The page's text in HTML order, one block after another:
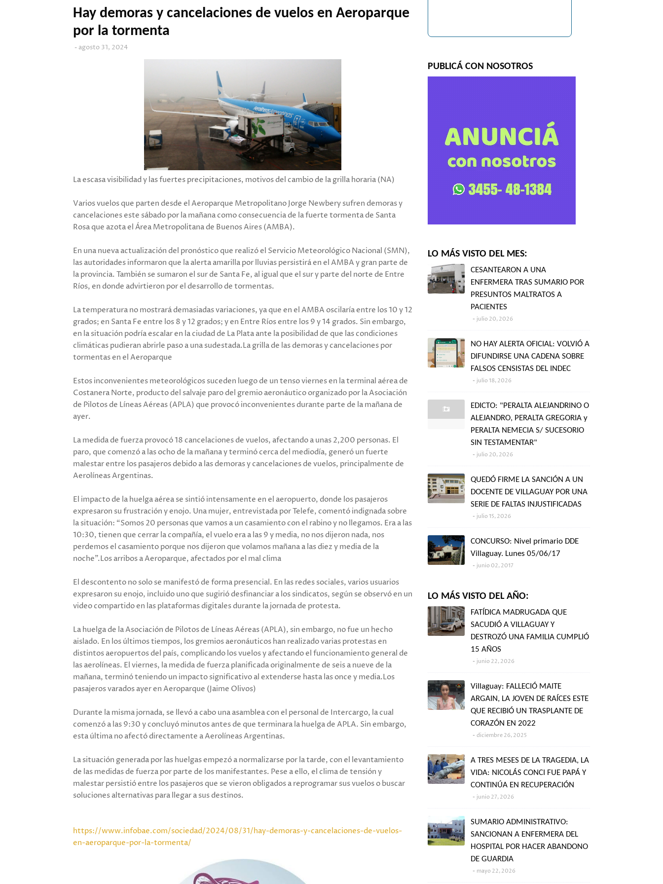
Hay demoras y cancelaciones de vuelos en Aeroparque
por la tormenta
agosto 31, 2024
La escasa visibilidad y las fuertes precipitaciones, motivos del cambio de la grilla horaria (NA)
Varios vuelos que parten desde el Aeroparque Metropolitano Jorge Newbery sufren demoras y
cancelaciones este sábado por la mañana como consecuencia de la fuerte tormenta de Santa
Rosa que azota el Área Metropolitana de Buenos Aires (AMBA).
En una nueva actualización del pronóstico que realizó el Servicio Meteorológico Nacional (SMN),
las autoridades informaron que la alerta amarilla por lluvias persistirá en el AMBA y gran parte de
la provincia. También se sumaron el sur de Santa Fe, al igual que el sur y parte del norte de Entre
Ríos, en donde advirtieron por el desarrollo de tormentas.
La temperatura no mostrará demasiadas variaciones, ya que en el AMBA oscilaría entre los 10 y 12
grados; en Santa Fe entre los 8 y 12 grados; y en Entre Ríos entre los 9 y 14 grados. Sin embargo,
en la situación podría escalar en la ciudad de La Plata ante la posibilidad de que las condiciones
climáticas pudieran abrirle paso a una sudestada.La grilla de las demoras y cancelaciones por
tormentas en el Aeroparque
Estos inconvenientes meteorológicos suceden luego de un tenso viernes en la terminal aérea de
Costanera Norte, producto del salvaje paro del gremio aeronáutico organizado por la Asociación
de Pilotos de Líneas Aéreas (APLA) que provocó inconvenientes durante parte de la mañana de
ayer.
La medida de fuerza provocó 18 cancelaciones de vuelos, afectando a unas 2,200 personas. El
paro, que comenzó a las ocho de la mañana y terminó cerca del mediodía, generó un fuerte
malestar entre los pasajeros debido a las demoras y cancelaciones de vuelos, principalmente de
Aerolíneas Argentinas.
El impacto de la huelga aérea se sintió intensamente en el aeropuerto, donde los pasajeros
expresaron su frustración y enojo. Una mujer, entrevistada por Telefe, comentó indignada sobre
la situación: “Somos 20 personas que vamos a un casamiento con el rabino y no llegamos. Era a las
10:30, tienen que cerrar la compañía, el vuelo era a las 9 y media, no nos dijeron nada, nos
perdemos el casamiento porque nos dijeron que volamos mañana a las diez y media de la
noche”.Los arribos a Aeroparque, afectados por el mal clima
El descontento no solo se manifestó de forma presencial. En las redes sociales, varios usuarios
expresaron su enojo, incluido uno que sugirió desfinanciar a los sindicatos, según se observó en un
video compartido en las plataformas digitales durante la jornada de protesta.
La huelga de la Asociación de Pilotos de Líneas Aéreas (APLA), sin embargo, no fue un hecho
aislado. En los últimos tiempos, los gremios aeronáuticos han realizado varias protestas en
distintos aeropuertos del país, complicando los vuelos y afectando el funcionamiento general de
las aerolíneas. El viernes, la medida de fuerza planificada originalmente de seis a nueve de la
mañana, terminó teniendo un impacto significativo al extenderse hasta las once y media.Los
pasajeros varados ayer en Aeroparque (Jaime Olivos)
Durante la misma jornada, se llevó a cabo una asamblea con el personal de Intercargo, la cual
comenzó a las 9:30 y concluyó minutos antes de que terminara la huelga de APLA. Sin embargo,
esta última no afectó directamente a Aerolíneas Argentinas.
La situación generada por las huelgas empezó a normalizarse por la tarde, con el levantamiento
de las medidas de fuerza por parte de los manifestantes. Pese a ello, el clima de tensión y
malestar persistió entre los pasajeros que se vieron obligados a reprogramar sus vuelos o buscar
soluciones alternativas para llegar a sus destinos.
https://www.infobae.com/sociedad/2024/08/31/hay-demoras-y-cancelaciones-de-vuelos-
en-aeroparque-por-la-tormenta/
PUBLICÁ CON NOSOTROS
LO MÁS VISTO DEL MES:
CESANTEARON A UNA
ENFERMERA TRAS SUMARIO POR
PRESUNTOS MALTRATOS A
PACIENTES
julio 20, 2026
NO HAY ALERTA OFICIAL: VOLVIÓ A
DIFUNDIRSE UNA CADENA SOBRE
FALSOS CENSISTAS DEL INDEC
julio 18, 2026
EDICTO: "PERALTA ALEJANDRINO O
ALEJANDRO, PERALTA GREGORIA y
PERALTA NEMECIA S/ SUCESORIO
SIN TESTAMENTAR"
julio 20, 2026
QUEDÓ FIRME LA SANCIÓN A UN
DOCENTE DE VILLAGUAY POR UNA
SERIE DE FALTAS INJUSTIFICADAS
julio 15, 2026
CONCURSO: Nivel primario DDE
Villaguay. Lunes 05/06/17
junio 02, 2017
LO MÁS VISTO DEL AÑO:
FATÍDICA MADRUGADA QUE
SACUDIÓ A VILLAGUAY Y
DESTROZÓ UNA FAMILIA CUMPLIÓ
15 AÑOS
junio 22, 2026
Villaguay: FALLECIÓ MAITE
ARGAIN, LA JOVEN DE RAÍCES ESTE
QUE RECIBIÓ UN TRASPLANTE DE
CORAZÓN EN 2022
diciembre 26, 2025
A TRES MESES DE LA TRAGEDIA, LA
VIDA: NICOLÁS CONCI FUE PAPÁ Y
CONTINÚA EN RECUPERACIÓN
junio 27, 2026
SUMARIO ADMINISTRATIVO:
SANCIONAN A ENFERMERA DEL
HOSPITAL POR HACER ABANDONO
DE GUARDIA
mayo 22, 2026